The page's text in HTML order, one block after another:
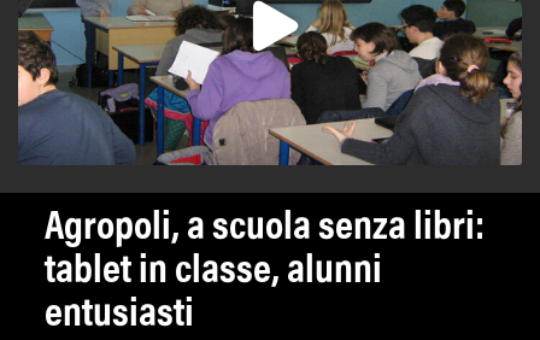
Agropoli, a scuola senza libri:
tablet in classe, alunni
entusiasti